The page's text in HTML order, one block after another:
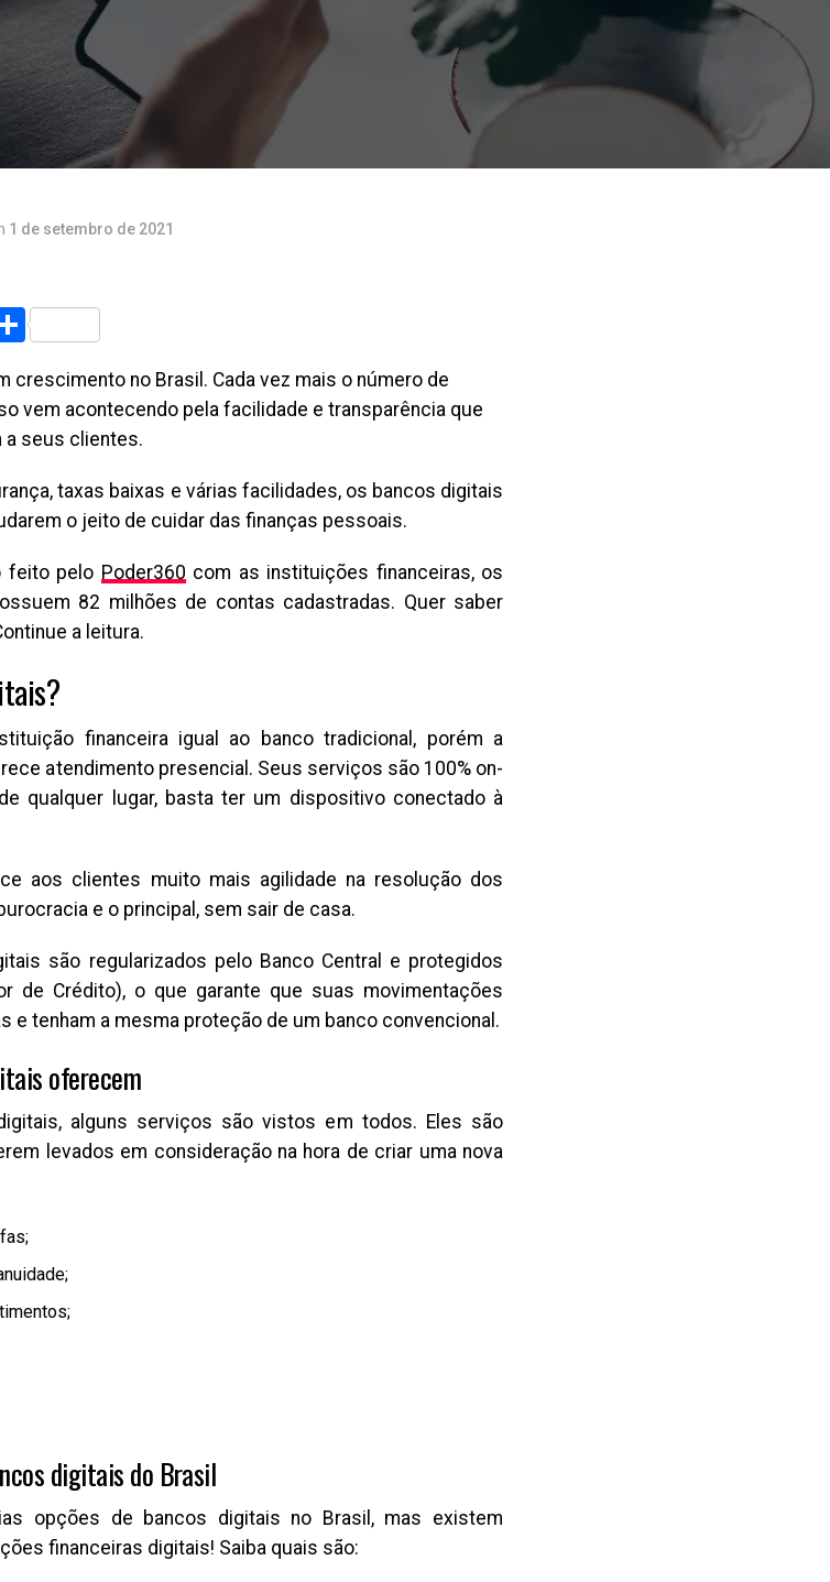
1 de setembro de 2021
Share
crescimento no Brasil. Cada vez mais o número de
vem acontecendo pela facilidade e transparência que
seus clientes.
taxas baixas e várias facilidades, os bancos digitais
o jeito de cuidar das finanças pessoais.
feito pelo Poder360 com as instituições financeiras, os
82 milhões de contas cadastradas. Quer saber
a leitura.
financeira igual ao banco tradicional, porém a
atendimento presencial. Seus serviços são 100% on-
qualquer lugar, basta ter um dispositivo conectado à
aos clientes muito mais agilidade na resolução dos
e o principal, sem sair de casa.
são regularizados pelo Banco Central e protegidos
de Crédito), o que garante que suas movimentações
e tenham a mesma proteção de um banco convencional.
oferecem
alguns serviços são vistos em todos. Eles são
levados em consideração na hora de criar uma nova
digitais do Brasil
opções de bancos digitais no Brasil, mas existem
financeiras digitais! Saiba quais são: